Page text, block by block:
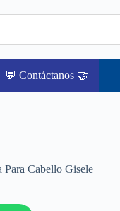
💬 Contáctanos 🤝
Para Cabello Gisele